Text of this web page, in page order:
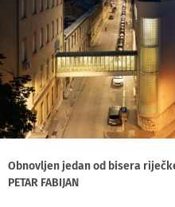
Obnovljen jedan od bisera
PETAR FABIJAN